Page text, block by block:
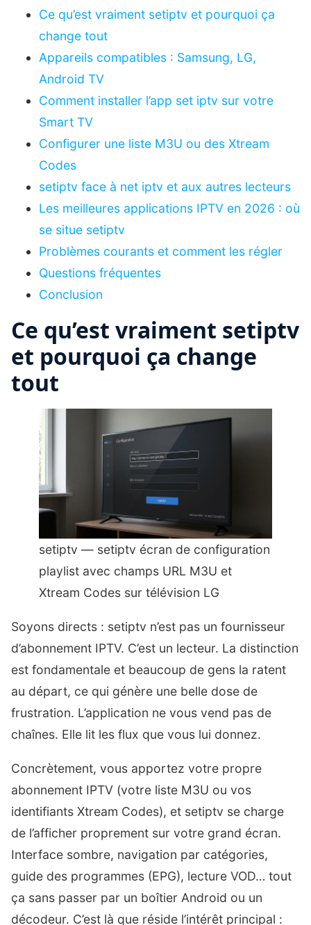
Ce qu’est vraiment setiptv et pourquoi ça
change tout
Appareils compatibles : Samsung, LG,
Android TV
Comment installer l’app set iptv sur votre
Smart TV
Configurer une liste M3U ou des Xtream
Codes
setiptv face à net iptv et aux autres lecteurs
Les meilleures applications IPTV en 2026 : où
se situe setiptv
Problèmes courants et comment les régler
Questions fréquentes
Conclusion
Ce qu’est vraiment setiptv
et pourquoi ça change
tout
setiptv​ — setiptv écran de configuration
playlist avec champs URL M3U et
Xtream Codes sur télévision LG
Soyons directs : setiptv n’est pas un fournisseur
d’abonnement IPTV. C’est un lecteur. La distinction
est fondamentale et beaucoup de gens la ratent
au départ, ce qui génère une belle dose de
frustration. L’application ne vous vend pas de
chaînes. Elle lit les flux que vous lui donnez.
Concrètement, vous apportez votre propre
abonnement IPTV (votre liste M3U ou vos
identifiants Xtream Codes), et setiptv se charge
de l’afficher proprement sur votre grand écran.
Interface sombre, navigation par catégories,
guide des programmes (EPG), lecture VOD… tout
ça sans passer par un boîtier Android ou un
décodeur. C’est là que réside l’intérêt principal :